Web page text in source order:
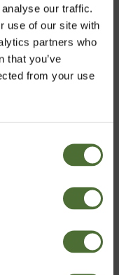
our traffic.
use of our site with
partners who
that you’ve
from your use
/ kassalle”
kaikki valitsemasi
tuotteita
”Tarkastele
että sinun tulee
jotta maksusi
nettisivulle
sinun tulee
Muussa